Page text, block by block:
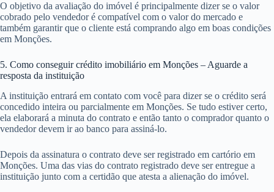
O objetivo da avaliação do imóvel é principalmente dizer se o valor
cobrado pelo vendedor é compatível com o valor do mercado e
também garantir que o cliente está comprando algo em boas condições
em Monções.
5. Como conseguir crédito imobiliário em Monções – Aguarde a
resposta da instituição
A instituição entrará em contato com você para dizer se o crédito será
concedido inteira ou parcialmente em Monções. Se tudo estiver certo,
ela elaborará a minuta do contrato e então tanto o comprador quanto o
vendedor devem ir ao banco para assiná-lo.
Depois da assinatura o contrato deve ser registrado em cartório em
Monções. Uma das vias do contrato registrado deve ser entregue a
instituição junto com a certidão que atesta a alienação do imóvel.